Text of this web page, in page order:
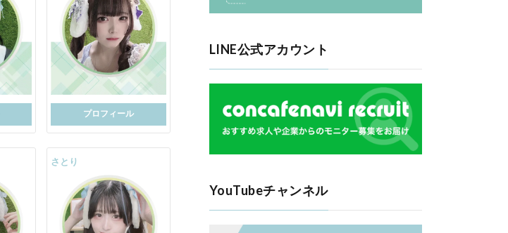
プロフィール
さとり
LINE公式アカウント
YouTubeチャンネル